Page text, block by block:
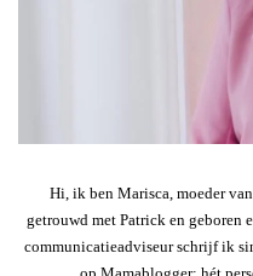
Hi, ik ben Marisca, moeder
getrouwd met Patrick en geboren
communicatieadviseur schrijf ik